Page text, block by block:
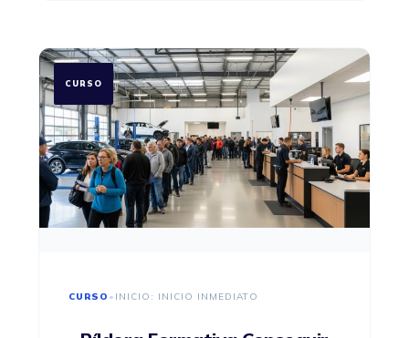
CURSO
CURSO • INICIO: INICIO INMEDIATO